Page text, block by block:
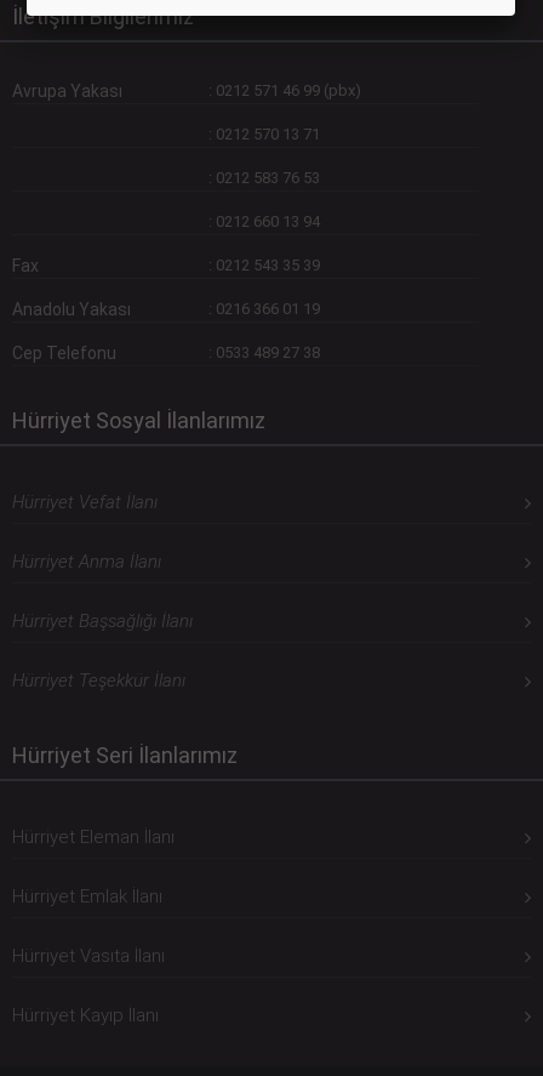
İletişim Bilgilerimiz
Avrupa Yakası : 0212 571 46 99 (pbx)
: 0212 570 13 71
: 0212 583 76 53
: 0212 660 13 94
Fax : 0212 543 35 39
Anadolu Yakası : 0216 366 01 19
Cep Telefonu : 0533 489 27 38
Hürriyet Sosyal İlanlarımız
Hürriyet Vefat İlanı
Hürriyet Anma İlanı
Hürriyet Başsağlığı İlanı
Hürriyet Teşekkür İlanı
Hürriyet Seri İlanlarımız
Hürriyet Eleman İlanı
Hürriyet Emlak İlanı
Hürriyet Vasıta İlanı
Hürriyet Kayıp İlanı